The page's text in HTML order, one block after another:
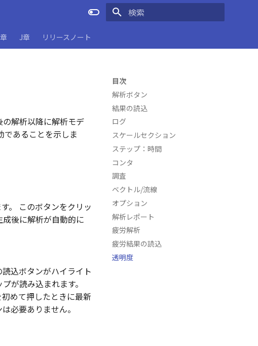
J章 リリースノート
目次
解析ボタン
結果の読込
ログ
スケールセクション
ステップ：時間
コンタ
調査
ベクトル/流線
オプション
解析レポート
疲労解析
疲労結果の読込
透明度
解析以降に解析モデ
であることを示しま
。 このボタンをクリッ
後に解析が自動的に
込ボタンがハイライト
が読み込まれます。
めて押したときに最新
必要ありません。